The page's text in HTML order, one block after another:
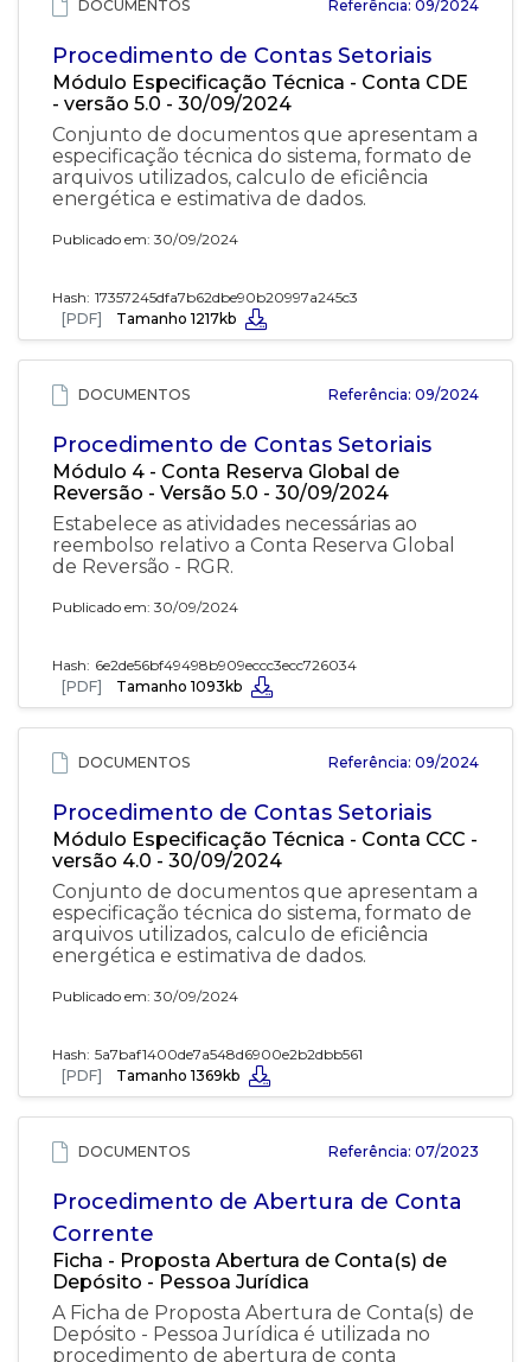
DOCUMENTOS Referência: 09/2024
Procedimento de Contas Setoriais
Módulo Especificação Técnica - Conta CDE
- versão 5.0 - 30/09/2024
Conjunto de documentos que apresentam a
especificação técnica do sistema, formato de
arquivos utilizados, calculo de eficiência
energética e estimativa de dados.
Publicado em: 30/09/2024
Hash: 17357245dfa7b62dbe90b20997a245c3
[PDF]
Tamanho 1217kb
DOCUMENTOS Referência: 09/2024
Procedimento de Contas Setoriais
Módulo 4 - Conta Reserva Global de
Reversão - Versão 5.0 - 30/09/2024
Estabelece as atividades necessárias ao
reembolso relativo a Conta Reserva Global
de Reversão - RGR.
Publicado em: 30/09/2024
Hash: 6e2de56bf49498b909eccc3ecc726034
[PDF]
Tamanho 1093kb
DOCUMENTOS Referência: 09/2024
Procedimento de Contas Setoriais
Módulo Especificação Técnica - Conta CCC -
versão 4.0 - 30/09/2024
Conjunto de documentos que apresentam a
especificação técnica do sistema, formato de
arquivos utilizados, calculo de eficiência
energética e estimativa de dados.
Publicado em: 30/09/2024
Hash: 5a7baf1400de7a548d6900e2b2dbb561
[PDF]
Tamanho 1369kb
DOCUMENTOS Referência: 07/2023
Procedimento de Abertura de Conta
Corrente
Ficha - Proposta Abertura de Conta(s) de
Depósito - Pessoa Jurídica
A Ficha de Proposta Abertura de Conta(s) de
Depósito - Pessoa Jurídica é utilizada no
procedimento de abertura de conta